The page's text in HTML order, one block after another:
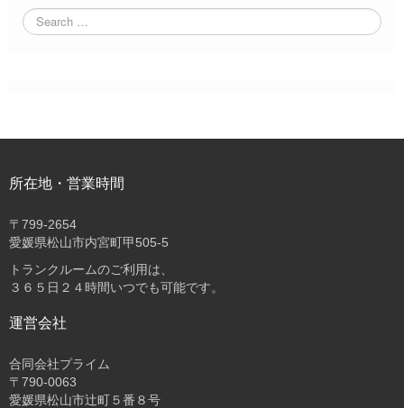
所在地・営業時間
〒 799-2654
愛媛県松山市内宮町甲505-5
トランクルームのご利用は、
３６５日２４時間いつでも可能です。
運営会社
合同会社プライム
〒 790-0063
愛媛県松山市辻町５番８号